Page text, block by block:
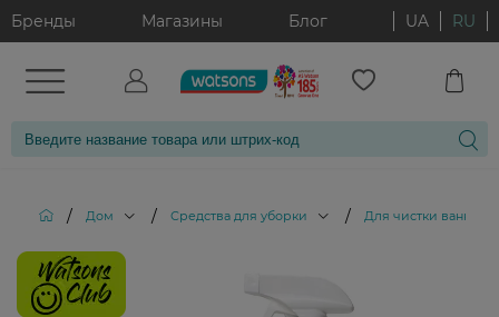
Бренды Магазины Блог UA RU
/ Дом / Средства для уборки / Для чистки ванной